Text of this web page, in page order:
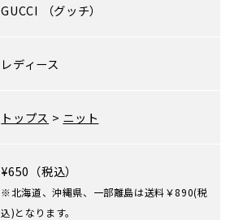
GUCCI （グッチ）
レディース
トップス > ニット
¥650（税込）
※北海道、沖縄県、一部離島は送料￥890(税
込)となります。